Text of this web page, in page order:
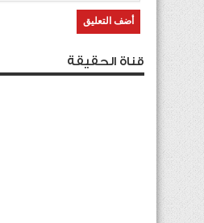
قناة الحقيقة